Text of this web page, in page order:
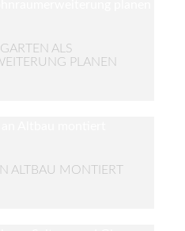
ALS
PLANEN
ALTBAU MONTIERT